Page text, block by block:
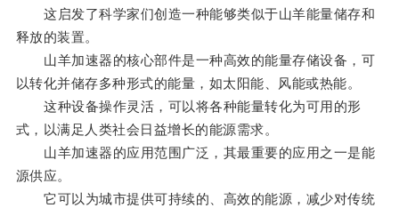
这启发了科学家们创造一种能够类似于山羊能量储存和
释放的装置。
山羊加速器的核心部件是一种高效的能量存储设备，可
以转化并储存多种形式的能量，如太阳能、风能或热能。
这种设备操作灵活，可以将各种能量转化为可用的形
式，以满足人类社会日益增长的能源需求。
山羊加速器的应用范围广泛，其最重要的应用之一是能
源供应。
它可以为城市提供可持续的、高效的能源，减少对传统